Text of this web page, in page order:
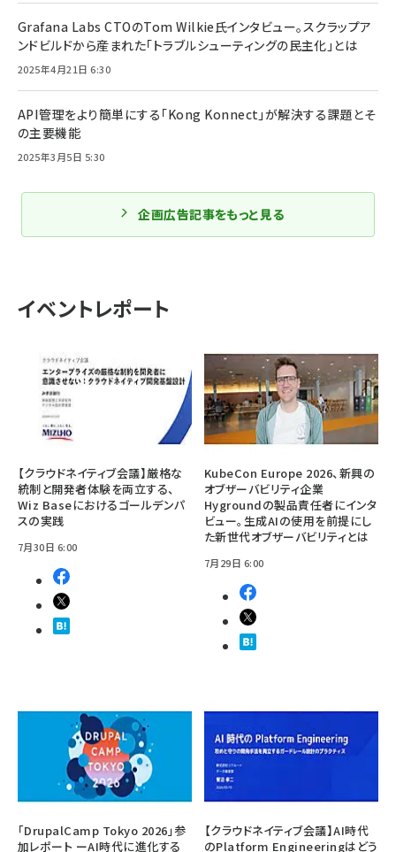
イベントレポート
【クラウドネイティブ会議】厳格な
統制と開発者体験を両立する、
Wiz Baseにおけるゴールデンパ
スの実践
7月30日 6:00
KubeCon Europe 2026、新興の
オブザーバビリティ企業
Hygroundの製品責任者にインタ
ビュー。生成AIの使用を前提にし
た新世代オブザーバビリティとは
7月29日 6:00
「DrupalCamp Tokyo 2026」参
加レポート ーAI時代に進化する
【クラウドネイティブ会議】AI時代
のPlatform Engineeringはどう
Grafana Labs CTOのTom Wilkie氏インタビュー。スクラップア
ンドビルドから産まれた「トラブルシューティングの民主化」とは
2025年4月21日 6:30
API管理をより簡単にする「Kong Konnect」が解決する課題とそ
の主要機能
2025年3月5日 5:30
企画広告記事をもっと見る